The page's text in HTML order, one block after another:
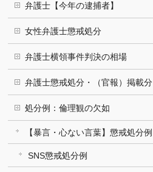
弁護士【今年の逮捕者】
女性弁護士懲戒処分
弁護士横領事件判決の相場
弁護士懲戒処分・（官報）掲載分
処分例：倫理観の欠如
【暴言・心ない言葉】懲戒処分例
SNS懲戒処分例